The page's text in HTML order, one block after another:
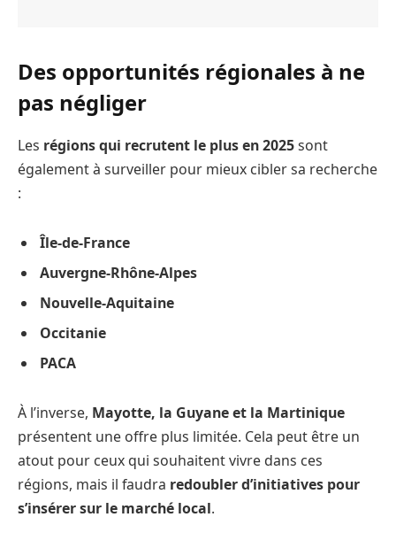
Des opportunités régionales à ne
pas négliger
Les régions qui recrutent le plus en 2025sont
également à surveiller pour mieux cibler sa recherche
:
Île-de-France
Auvergne-Rhône-Alpes
Nouvelle-Aquitaine
Occitanie
PACA
À l’inverse, Mayotte, la Guyane et la Martinique
présentent une offre plus limitée. Cela peut être un
atout pour ceux qui souhaitent vivre dans ces
régions, mais il faudra redoubler d’initiatives pour
s’insérer sur le marché local.